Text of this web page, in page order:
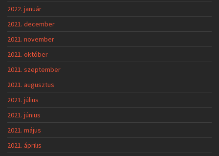
2022. január
2021. december
2021. november
2021. október
2021. szeptember
2021. augusztus
2021. július
2021. június
2021. május
2021. április